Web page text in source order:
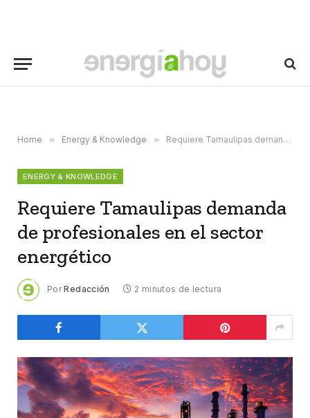
Home » Energy & Knowledge » Requiere Tamaulipas demanda de profesionales en el sector energético
ENERGY & KNOWLEDGE
Requiere Tamaulipas demanda
de profesionales en el sector
energético
Por Redacción 2 minutos de lectura